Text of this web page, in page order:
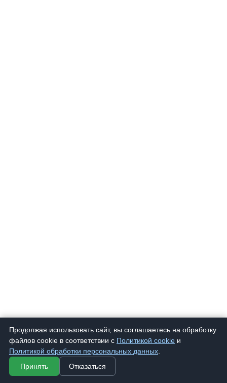
2201 Б Очки корригирующие "EAE" 2201 Беж 225 ₽
Продолжая использовать сайт, вы соглашаетесь на обработку
файлов cookie в соответствии с Политикой cookie и
Политикой обработки персональных данных
Принять
Отказаться